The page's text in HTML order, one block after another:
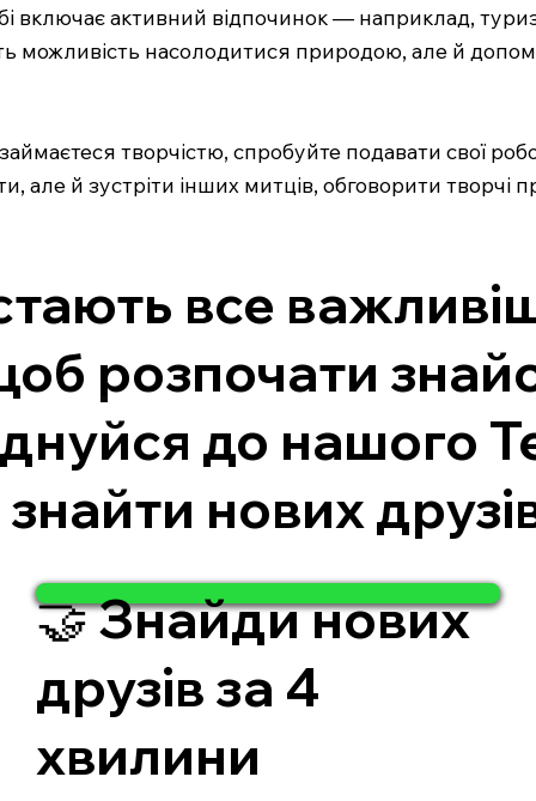
включає активний відпочинок — наприклад,
можливість насолодитися природою, але й
творчістю, спробуйте подавати свої
але й зустріти інших митців, обговорити творчі
стають все
розпочати
до нашого
нових
🤝 Знайди нових
друзів за 4
хвилини